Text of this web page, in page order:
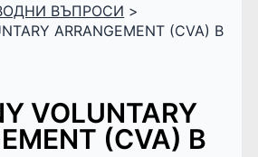
ВЪПРОСИ
ARRANGEMENT (CVA) В
VOLUNTARY
(CVA) В